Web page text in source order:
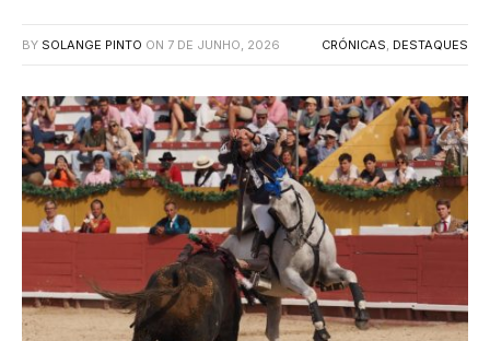
BY SOLANGE PINTO ON 7 DE JUNHO, 2026 CRÓNICAS, DESTAQUES